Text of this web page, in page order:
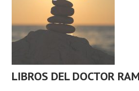
LIBROS DEL DOCTOR